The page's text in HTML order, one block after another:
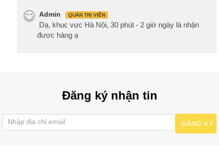
Admin QUẢN TRỊ VIÊN
Dạ, khuc vực Hà Nội, 30 phút - 2 giờ ngày là nhận
được hàng ạ
Đăng ký nhận tin
ĐĂNG KÝ